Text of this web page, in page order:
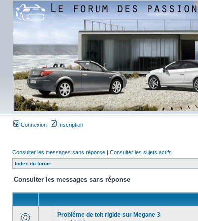
Connexion Inscription
Consulter les messages sans réponse | Consulter les sujets actifs
Index du forum
Consulter les messages sans réponse
Probléme de toit rigide sur Megane 3